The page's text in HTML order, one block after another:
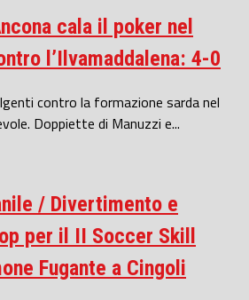
cala il poker nel
l’Ilvamaddalena: 4-0
contro la formazione sarda nel
Doppiette di Manuzzi e...
/ Divertimento e
per il II Soccer Skill
Fugante a Cingoli